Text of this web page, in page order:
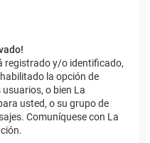
registrado y/o identificado,
la opción de
o bien La
usted, o su grupo de
Comuníquese con La